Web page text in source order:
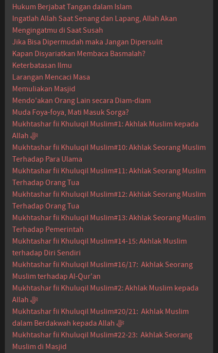
Hukum Berjabat Tangan dalam Islam
Ingatlah Allah Saat Senang dan Lapang, Allah Akan
Mengingatmu di Saat Susah
Jika Bisa Dipermudah maka Jangan Dipersulit
Kapan Disyariatkan Membaca Basmalah?
Keterbatasan Ilmu
Larangan Mencaci Masa
Memuliakan Masjid
Mendo'akan Orang Lain secara Diam-diam
Muda Foya-foya, Mati Masuk Sorga?
Mukhtashar fii Khuluqil Muslim#1: Akhlak Muslim kepada
Allah ﷻ
Mukhtashar fii Khuluqil Muslim#10: Akhlak Seorang Muslim
Terhadap Para Ulama
Mukhtashar fii Khuluqil Muslim#11: Akhlak Seorang Muslim
Terhadap Orang Tua
Mukhtashar fii Khuluqil Muslim#12: Akhlak Seorang Muslim
Terhadap Orang Tua
Mukhtashar fii Khuluqil Muslim#13: Akhlak Seorang Muslim
Terhadap Pemerintah
Mukhtashar fii Khuluqil Muslim#14-15: Akhlak Muslim
terhadap Diri Sendiri
Mukhtashar fii Khuluqil Muslim#16/17: Akhlak Seorang
Muslim terhadap Al-Qur'an
Mukhtashar fii Khuluqil Muslim#2: Akhlak Muslim kepada
Allah ﷻ
Mukhtashar fii Khuluqil Muslim#20/21: Akhlak Muslim
dalam Berdakwah kepada Allah ﷻ
Mukhtashar fii Khuluqil Muslim#22-23: Akhlak Seorang
Muslim di Masjid